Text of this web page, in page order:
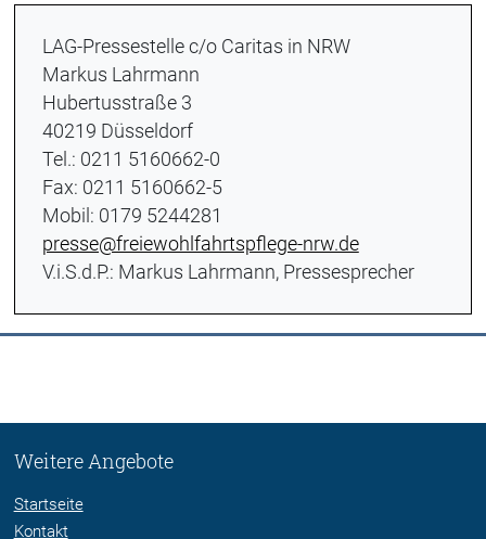
LAG-Pressestelle c/o Caritas in NRW
Markus Lahrmann
Hubertusstraße 3
40219 Düsseldorf
Tel.: 0211 5160662-0
Fax: 0211 5160662-5
Mobil: 0179 5244281
presse@freiewohlfahrtspflege-nrw.de
V.i.S.d.P.: Markus Lahrmann, Pressesprecher
Weitere Angebote
Startseite
Kontakt